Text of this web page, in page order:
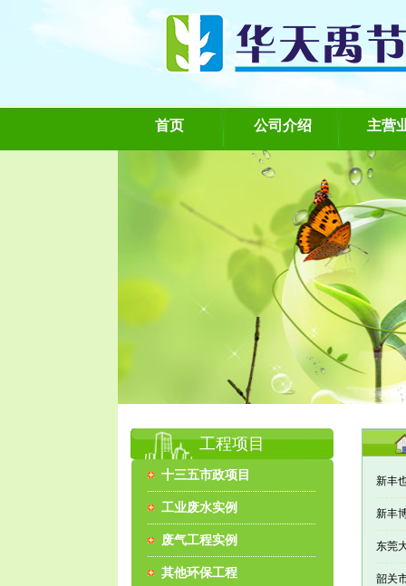
首页 公司介绍 主营
工程项目
十三五市政项目
工业废水实例
废气工程实例
其他环保工程
新丰
新丰
东莞
韶关